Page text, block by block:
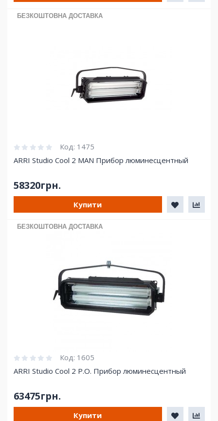
БЕЗКОШТОВНА ДОСТАВКА
Код: 1475
ARRI Studio Cool 2 MAN Прибор люминесцентный
58320грн.
Купити
БЕЗКОШТОВНА ДОСТАВКА
Код: 1605
ARRI Studio Cool 2 Р.О. Прибор люминесцентный
63475грн.
Купити